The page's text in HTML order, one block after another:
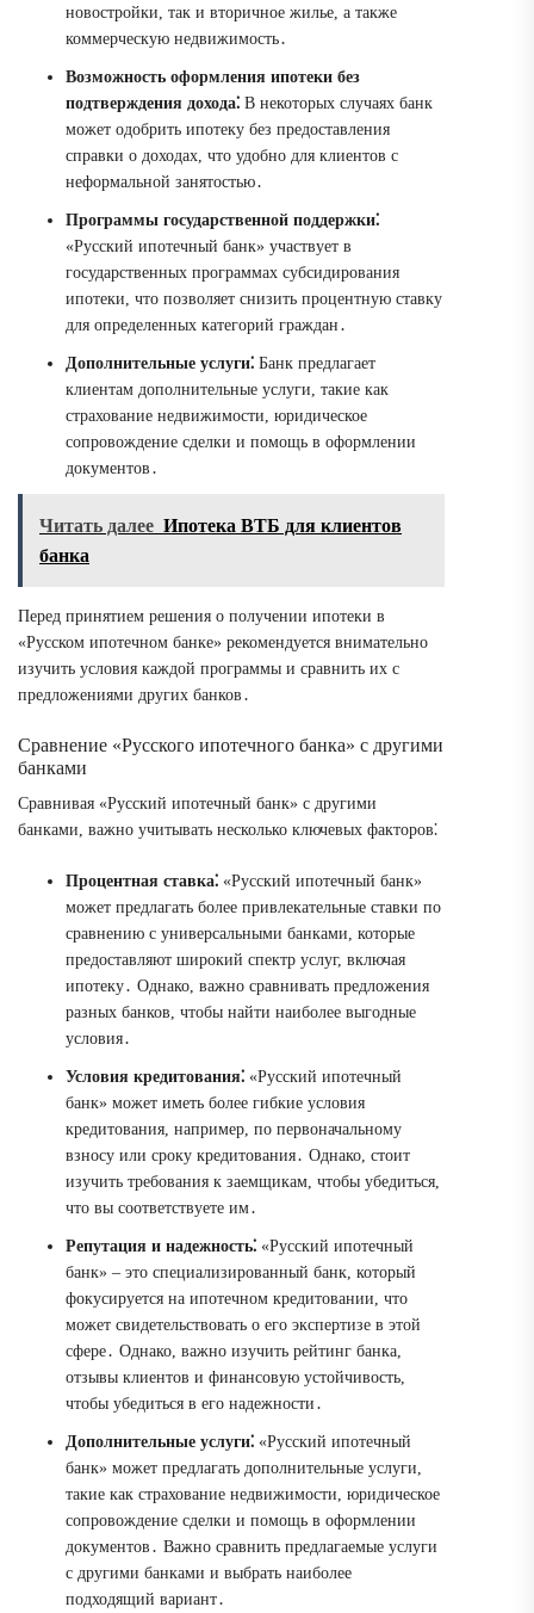
новостройки, так и вторичное жилье, а также
коммерческую недвижимость․
Возможность оформления ипотеки без
подтверждения дохода⁚ В некоторых случаях банк
может одобрить ипотеку без предоставления
справки о доходах, что удобно для клиентов с
неформальной занятостью․
Программы государственной поддержки⁚
«Русский ипотечный банк» участвует в
государственных программах субсидирования
ипотеки, что позволяет снизить процентную ставку
для определенных категорий граждан․
Дополнительные услуги⁚ Банк предлагает
клиентам дополнительные услуги, такие как
страхование недвижимости, юридическое
сопровождение сделки и помощь в оформлении
документов․
Читать далее Ипотека ВТБ для клиентов
банка
Перед принятием решения о получении ипотеки в
«Русском ипотечном банке» рекомендуется внимательно
изучить условия каждой программы и сравнить их с
предложениями других банков․
Сравнение «Русского ипотечного банка» с другими
банками
Сравнивая «Русский ипотечный банк» с другими
банками, важно учитывать несколько ключевых факторов⁚
Процентная ставка⁚ «Русский ипотечный банк»
может предлагать более привлекательные ставки по
сравнению с универсальными банками, которые
предоставляют широкий спектр услуг, включая
ипотеку․ Однако, важно сравнивать предложения
разных банков, чтобы найти наиболее выгодные
условия․
Условия кредитования⁚ «Русский ипотечный
банк» может иметь более гибкие условия
кредитования, например, по первоначальному
взносу или сроку кредитования․ Однако, стоит
изучить требования к заемщикам, чтобы убедиться,
что вы соответствуете им․
Репутация и надежность⁚ «Русский ипотечный
банк» – это специализированный банк, который
фокусируется на ипотечном кредитовании, что
может свидетельствовать о его экспертизе в этой
сфере․ Однако, важно изучить рейтинг банка,
отзывы клиентов и финансовую устойчивость,
чтобы убедиться в его надежности․
Дополнительные услуги⁚ «Русский ипотечный
банк» может предлагать дополнительные услуги,
такие как страхование недвижимости, юридическое
сопровождение сделки и помощь в оформлении
документов․ Важно сравнить предлагаемые услуги
с другими банками и выбрать наиболее
подходящий вариант․